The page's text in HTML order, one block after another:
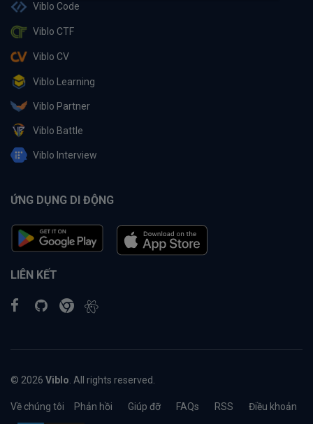
Viblo Code
Viblo CTF
Viblo CV
Viblo Learning
Viblo Partner
Viblo Battle
Viblo Interview
ỨNG DỤNG DI ĐỘNG
LIÊN KẾT
© 2026 Viblo . All rights reserved.
Về chúng tôi Phản hồi Giúp đỡ FAQs RSS Điều khoản